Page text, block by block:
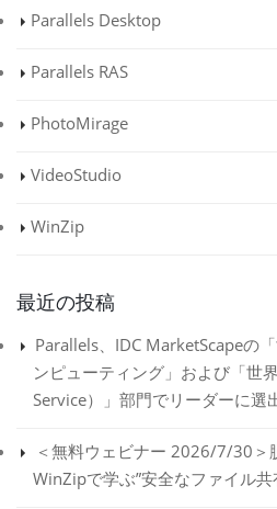
Parallels Desktop
Parallels RAS
PhotoMirage
VideoStudio
WinZip
最近の投稿
Parallels、IDC MarketScapeの
ンピューティング」および「世
Service）」部門でリーダーに選
＜無料ウェビナー 2026/7/30＞
WinZipで学ぶ”安全なファイル共